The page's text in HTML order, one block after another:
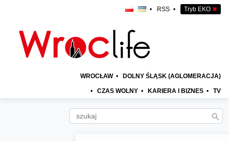
• RSS • Tryb EKO ✖
WROCŁAW • DOLNY ŚLĄSK (AGLOMERACJA)
• CZAS WOLNY • KARIERA I BIZNES • TV